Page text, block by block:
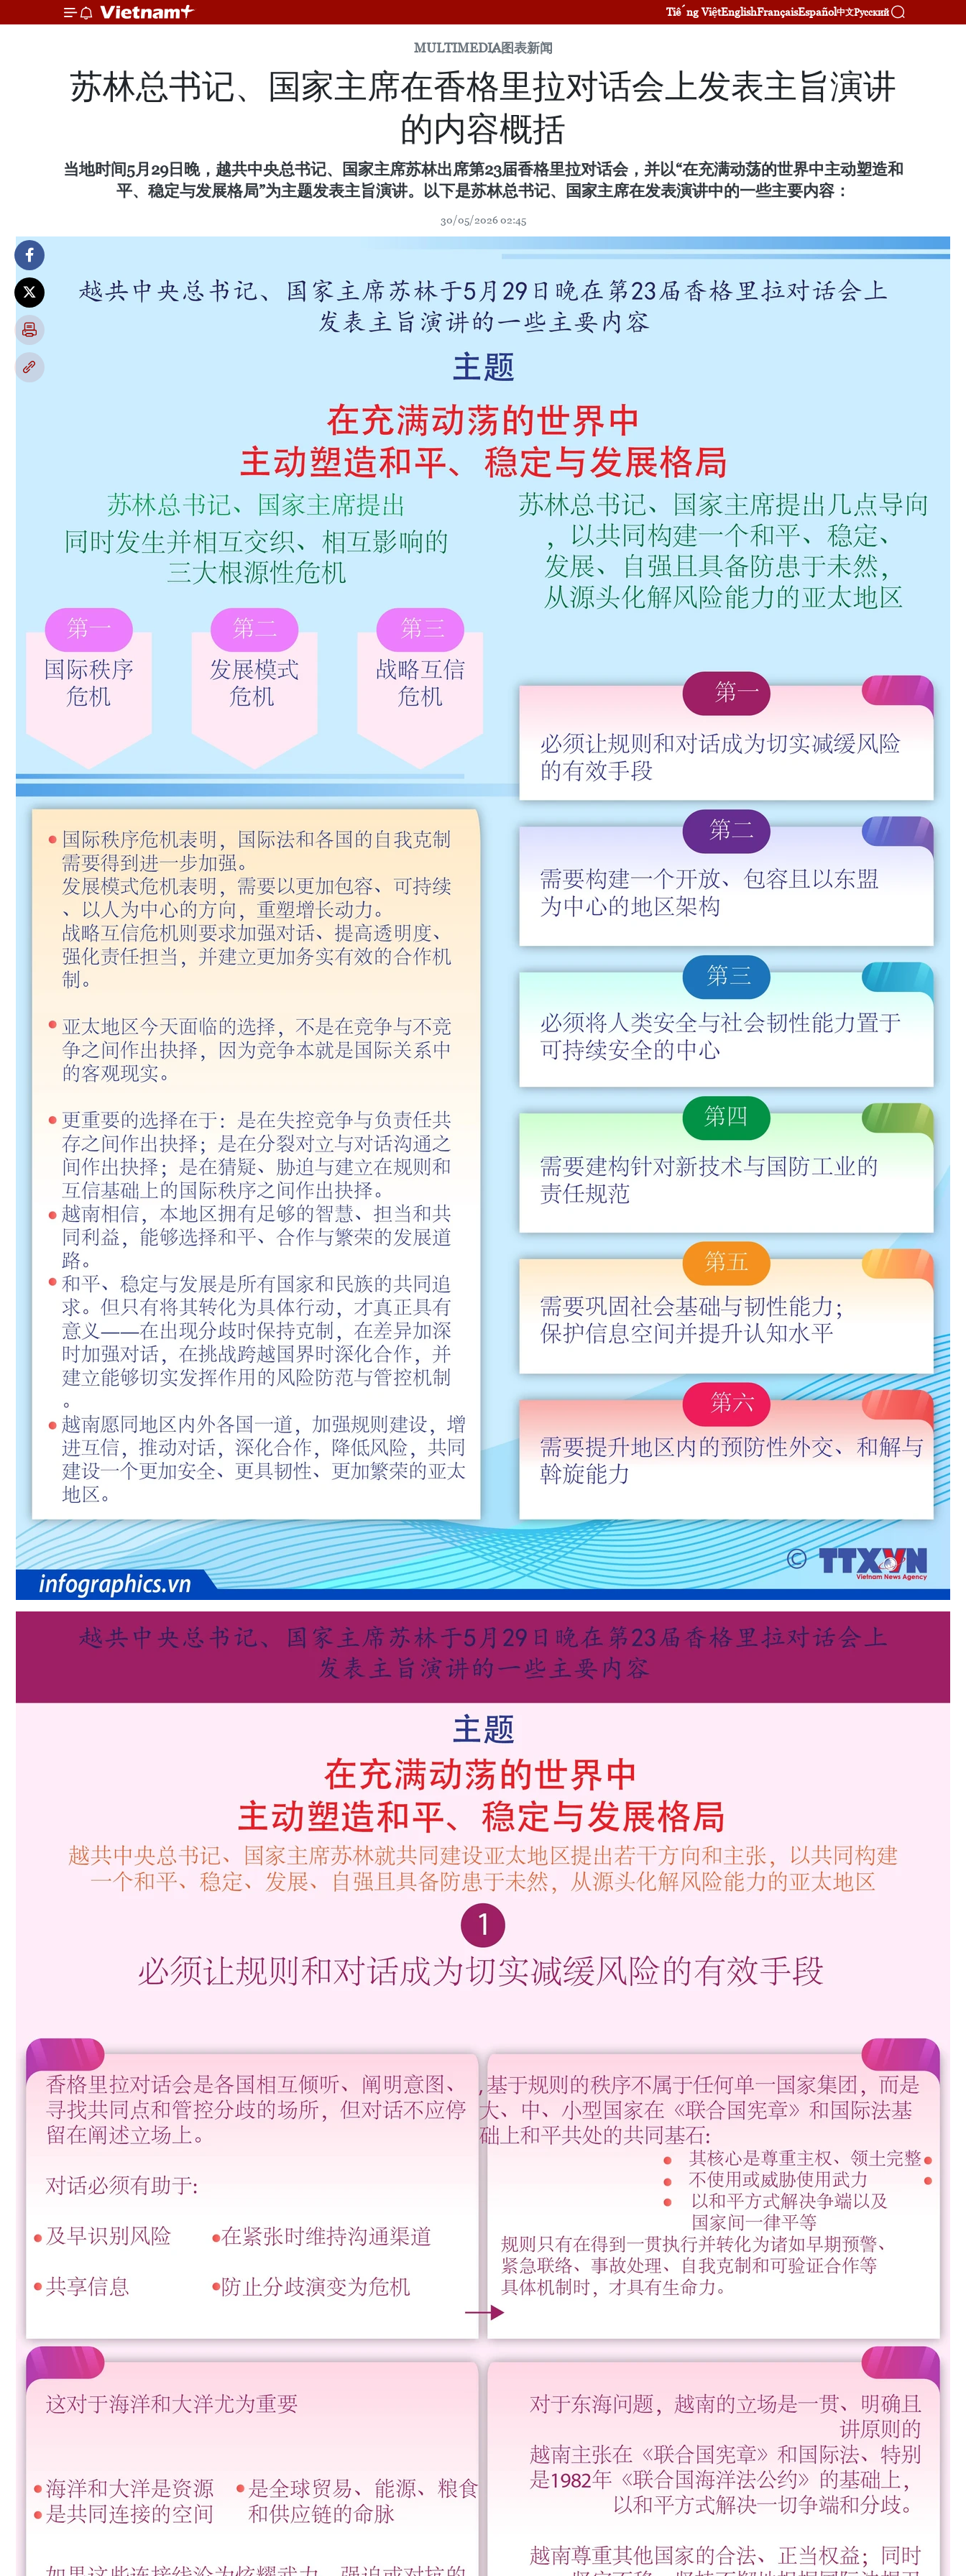
Tiếng ViệtEnglishFrançaisEspañol中文Русский
MULTIMEDIA图表新闻
苏林总书记、国家主席在香格里拉对话会上发表主旨演讲
的内容概括
当地时间5月29日晚，越共中央总书记、国家主席苏林出席第23届香格里拉对话会，并以“在充满动荡的世界中主动塑造和
平、稳定与发展格局”为主题发表主旨演讲。以下是苏林总书记、国家主席在发表演讲中的一些主要内容：
30/05/2026 02:45